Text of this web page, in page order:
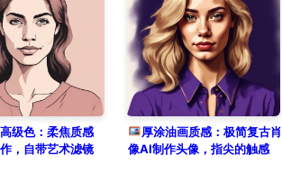
级色：柔焦质感
，自带艺术滤镜
厚涂油画质感：极简复古肖
像AI制作头像，指尖的触感